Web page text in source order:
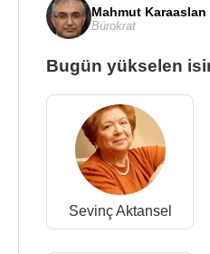
Mahmut Karaaslan
Bürokrat
Bugün yükselen
Sevinç Aktansel